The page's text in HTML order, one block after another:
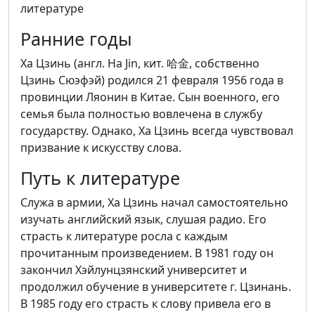
литературе
Ранние годы
Ха Цзинь (англ. Ha Jin, кит. 哈金, собственно
Цзинь Сюэфэй) родился 21 февраля 1956 года в
провинции Ляонин в Китае. Сын военного, его
семья была полностью вовлечена в службу
государству. Однако, Ха Цзинь всегда чувствовал
призвание к искусству слова.
Путь к литературе
Служа в армии, Ха Цзинь начал самостоятельно
изучать английский язык, слушая радио. Его
страсть к литературе росла с каждым
прочитанным произведением. В 1981 году он
закончил Хэйлунцзянский университет и
продолжил обучение в университете г. Цзинань.
В 1985 году его страсть к слову привела его в